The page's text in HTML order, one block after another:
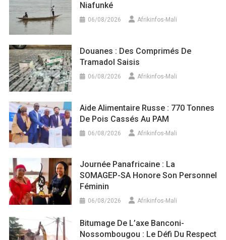
Niafunké
06/08/2026 Afrikinfos-Mali
Douanes : Des Comprimés De
Tramadol Saisis
06/08/2026 Afrikinfos-Mali
Aide Alimentaire Russe : 770 Tonnes
De Pois Cassés Au PAM
06/08/2026 Afrikinfos-Mali
Journée Panafricaine : La
SOMAGEP-SA Honore Son Personnel
Féminin
06/08/2026 Afrikinfos-Mali
Bitumage De L’axe Banconi-
Nossombougou : Le Défi Du Respect